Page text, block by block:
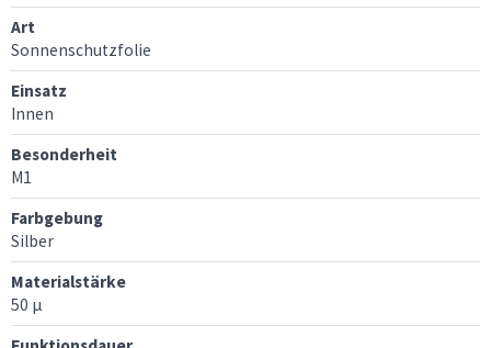
Art
Sonnenschutzfolie
Einsatz
Innen
Besonderheit
M1
Farbgebung
Silber
Materialstärke
50 μ